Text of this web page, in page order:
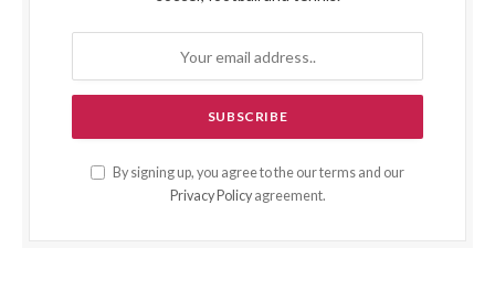
By signing up, you agree to the our terms and our
Privacy Policyagreement.